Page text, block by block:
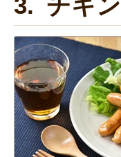
3. チキ